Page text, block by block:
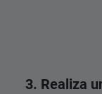
3. Realiza